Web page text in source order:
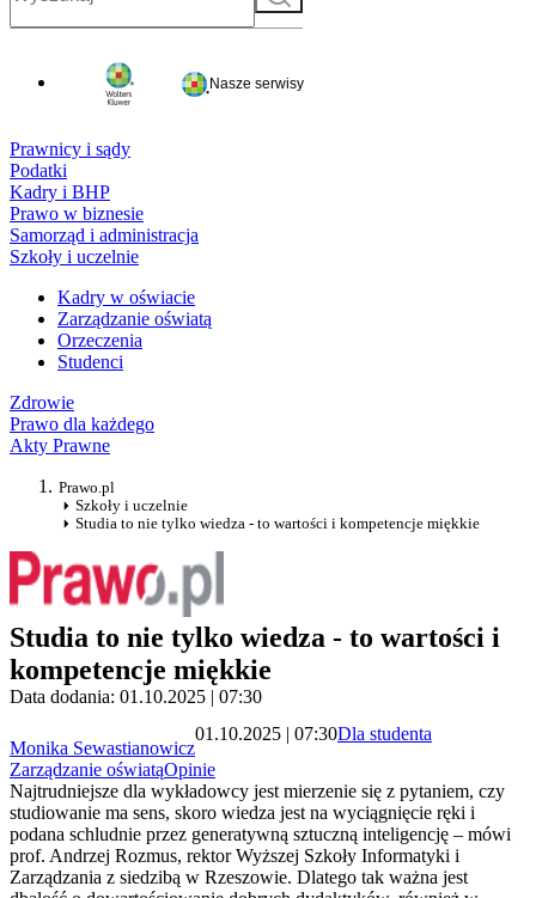
Nasze serwisy
Prawnicy i sądy
Podatki
Kadry i BHP
Prawo w biznesie
Samorząd i administracja
Szkoły i uczelnie
Kadry w oświacie
Zarządzanie oświatą
Orzeczenia
Studenci
Zdrowie
Prawo dla każdego
Akty Prawne
Prawo.pl
Szkoły i uczelnie
Studia to nie tylko wiedza - to wartości i kompetencje miękkie
Studia to nie tylko wiedza - to wartości i
kompetencje miękkie
Data dodania: 01.10.2025 | 07:30
Monika Sewastianowicz
01.10.2025 | 07:30Dla studenta
Zarządzanie oświatąOpinie
Najtrudniejsze dla wykładowcy jest mierzenie się z pytaniem, czy
studiowanie ma sens, skoro wiedza jest na wyciągnięcie ręki i
podana schludnie przez generatywną sztuczną inteligencję – mówi
prof. Andrzej Rozmus, rektor Wyższej Szkoły Informatyki i
Zarządzania z siedzibą w Rzeszowie. Dlatego tak ważna jest